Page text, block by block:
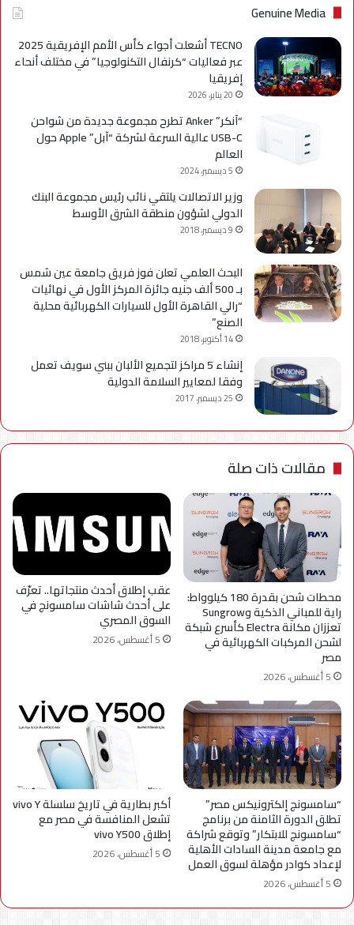
Genuine Media
TECNO أشعلت أجواء كأس الأمم الإفريقية 2025
عبر فعاليات “كرنفال التكنولوجيا” في مختلف أنحاء
إفريقيا
20 يناير، 2026
“آنكر” Anker تطرح مجموعة جديدة من شواحن
USB-C عالية السرعة لشركة “آبل” Apple حول
العالم
5 ديسمبر، 2024
وزير الاتصالات يلتقي نائب رئيس مجموعة البنك
الدولي لشؤون منطقة الشرق الأوسط
9 ديسمبر، 2018
البحث العلمي تعلن فوز فريق جامعة عين شمس
بـ 500 ألف جنيه جائزة المركز الأول في نهائيات
“رالي القاهرة الأول للسيارات الكهربائية محلية
الصنع”
14 أكتوبر، 2018
إنشاء 5 مراكز لتجميع الألبان ببني سويف تعمل
وفقا لمعايير السلامة الدولية
25 ديسمبر، 2017
مقالات ذات صلة
محطات شحن بقدرة 180 كيلوواط:
راية للمباني الذكية وSungrow
تعززان مكانة Electra كأسرع شبكة
لشحن المركبات الكهربائية في
مصر
5 أغسطس، 2026
عقب إطلاق أحدث منتجاتها.. تعرّف
على أحدث شاشات سامسونج في
السوق المصري
5 أغسطس، 2026
“سامسونج إلكترونيكس مصر”
تطلق الدورة الثامنة من برنامج
“سامسونج للابتكار” وتوقع شراكة
مع جامعة مدينة السادات الأهلية
لإعداد كوادر مؤهلة لسوق العمل
5 أغسطس، 2026
أكبر بطارية في تاريخ سلسلة vivo Y
تشعل المنافسة في مصر مع
إطلاق vivo Y500
5 أغسطس، 2026